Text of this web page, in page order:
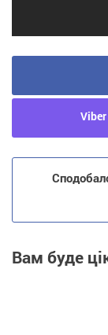
Viber
Вам буде